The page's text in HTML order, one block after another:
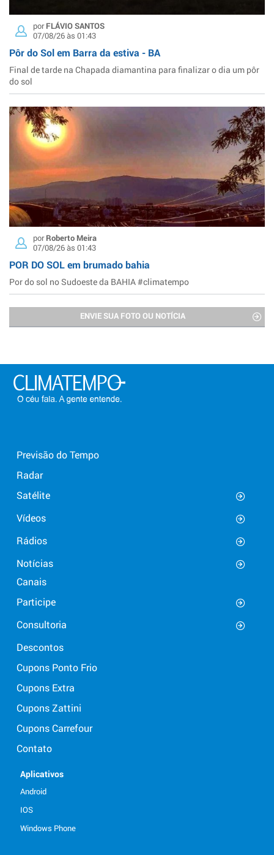
porFLÁVIO SANTOS
07/08/26 às 01:43
Pôr do Sol em Barra da estiva - BA
Final de tarde na Chapada diamantina para finalizar o dia um pôr
do sol
porRoberto Meira
07/08/26 às 01:43
POR DO SOL em brumado bahia
Por do sol no Sudoeste da BAHIA #climatempo
ENVIE SUA FOTO OU NOTÍCIA
Previsão do Tempo
Radar
Satélite
Vídeos
Rádios
Notícias
Canais
Participe
Consultoria
Descontos
Cupons Ponto Frio
Cupons Extra
Cupons Zattini
Cupons Carrefour
Contato
Aplicativos
Android
IOS
Windows Phone